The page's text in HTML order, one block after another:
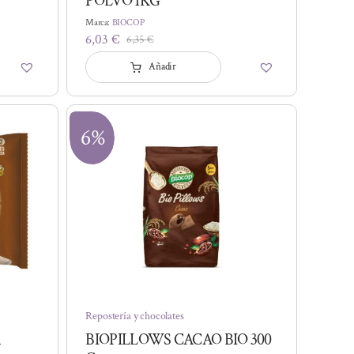
Marca: BIOCOP
6,35€El
precio
original
era:
6,03 €
El
precio
actual
es:
Añadir
6%
Repostería y chocolates
BIOPILLOWS CACAO BIO 300